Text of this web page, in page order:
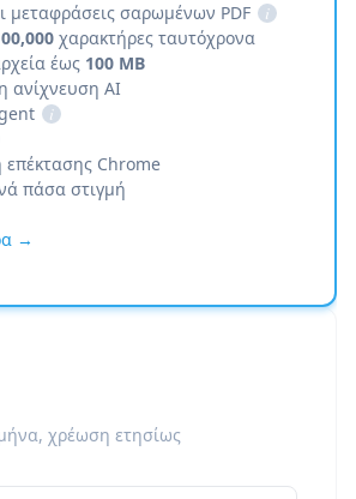
μεταφράσεις σαρωμένων PDF
i
χαρακτήρες ταυτόχρονα
έως 100 MB
ανίχνευση AI
i
επέκτασης Chrome
πάσα στιγμή
→
χρέωση ετησίως